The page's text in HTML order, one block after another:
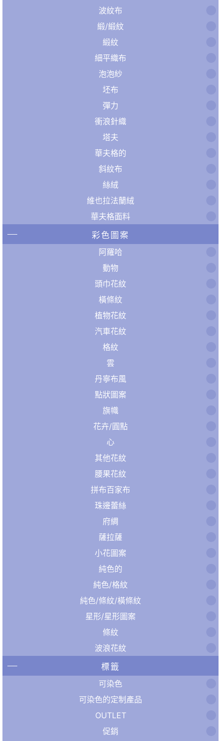
波紋布
緞/緞紋
緞紋
細平織布
泡泡紗
坯布
彈力
衝浪針織
塔夫
華夫格的
斜紋布
絲絨
維也拉法蘭絨
華夫格面料
彩色圖案
阿羅哈
動物
頭巾花紋
橫條紋
植物花紋
汽車花紋
格紋
雲
丹寧布風
點狀圖案
旗幟
花卉/圓點
心
其他花紋
腰果花紋
拼布百家布
珠邊蕾絲
府綢
薩拉薩
小花圖案
純色的
純色/格紋
純色/條紋/橫條紋
星形/星形圖案
條紋
波浪花紋
標籤
可染色
可染色的定制產品
OUTLET
促銷